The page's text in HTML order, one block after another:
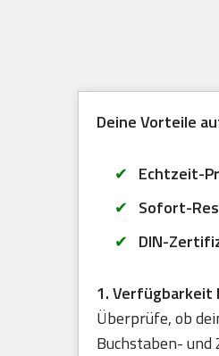
Deine Vorteile
Echtzeit-
Sofort-
DIN-
1. Verfügbarkeit
Überprüfe, ob
Buchstaben-